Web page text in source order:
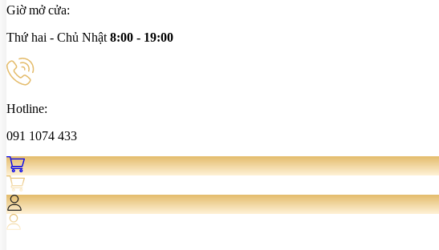
Giờ mở cửa:
Thứ hai - Chủ Nhật 8:00 - 19:00
Hotline:
091 1074 433